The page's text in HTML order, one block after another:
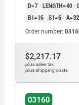
D=7 LENGTH=40
B1=16 S1=6 A=32
Order number:
$2,217.17
plus sales tax
plus shipping costs
03160